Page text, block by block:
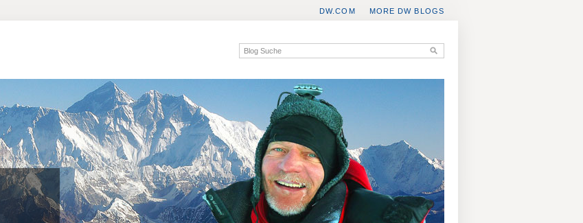
MORE DW BLOGS
DW.COM